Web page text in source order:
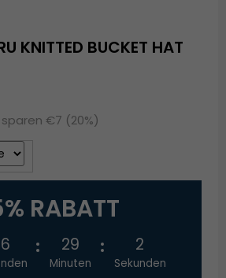
KNITTED BUCKET HAT
€7 (20%)
RABATT
6 29
Minuten
1
Sekunden